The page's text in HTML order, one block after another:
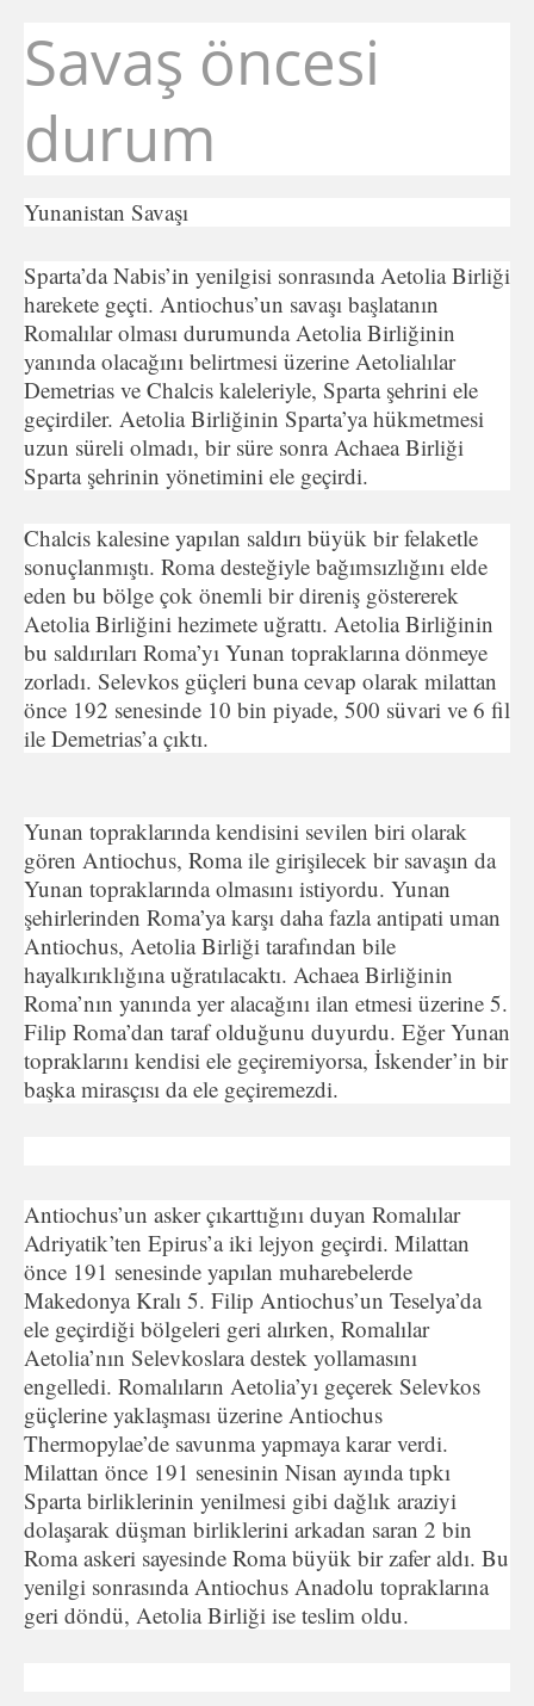
Savaş öncesi
durum
Yunanistan Savaşı
Sparta’da Nabis’in yenilgisi sonrasında Aetolia Birliği
harekete geçti. Antiochus’un savaşı başlatanın
Romalılar olması durumunda Aetolia Birliğinin
yanında olacağını belirtmesi üzerine Aetolialılar
Demetrias ve Chalcis kaleleriyle, Sparta şehrini ele
geçirdiler. Aetolia Birliğinin Sparta’ya hükmetmesi
uzun süreli olmadı, bir süre sonra Achaea Birliği
Sparta şehrinin yönetimini ele geçirdi.
Chalcis kalesine yapılan saldırı büyük bir felaketle
sonuçlanmıştı. Roma desteğiyle bağımsızlığını elde
eden bu bölge çok önemli bir direniş göstererek
Aetolia Birliğini hezimete uğrattı. Aetolia Birliğinin
bu saldırıları Roma’yı Yunan topraklarına dönmeye
zorladı. Selevkos güçleri buna cevap olarak milattan
önce 192 senesinde 10 bin piyade, 500 süvari ve 6 fil
ile Demetrias’a çıktı.
Yunan topraklarında kendisini sevilen biri olarak
gören Antiochus, Roma ile girişilecek bir savaşın da
Yunan topraklarında olmasını istiyordu. Yunan
şehirlerinden Roma’ya karşı daha fazla antipati uman
Antiochus, Aetolia Birliği tarafından bile
hayalkırıklığına uğratılacaktı. Achaea Birliğinin
Roma’nın yanında yer alacağını ilan etmesi üzerine 5.
Filip Roma’dan taraf olduğunu duyurdu. Eğer Yunan
topraklarını kendisi ele geçiremiyorsa, İskender’in bir
başka mirasçısı da ele geçiremezdi.
Antiochus’un asker çıkarttığını duyan Romalılar
Adriyatik’ten Epirus’a iki lejyon geçirdi. Milattan
önce 191 senesinde yapılan muharebelerde
Makedonya Kralı 5. Filip Antiochus’un Teselya’da
ele geçirdiği bölgeleri geri alırken, Romalılar
Aetolia’nın Selevkoslara destek yollamasını
engelledi. Romalıların Aetolia’yı geçerek Selevkos
güçlerine yaklaşması üzerine Antiochus
Thermopylae’de savunma yapmaya karar verdi.
Milattan önce 191 senesinin Nisan ayında tıpkı
Sparta birliklerinin yenilmesi gibi dağlık araziyi
dolaşarak düşman birliklerini arkadan saran 2 bin
Roma askeri sayesinde Roma büyük bir zafer aldı. Bu
yenilgi sonrasında Antiochus Anadolu topraklarına
geri döndü, Aetolia Birliği ise teslim oldu.